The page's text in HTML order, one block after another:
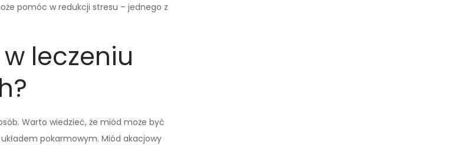
pomóc w redukcji stresu – jednego z
leczeniu
Warto wiedzieć, że miód może być
pokarmowym. Miód akacjowy